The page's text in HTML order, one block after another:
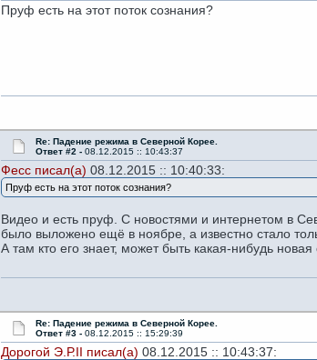
Пруф есть на этот поток сознания?
Re: Падение режима в Северной Корее.
Ответ #2 - 08.12.2015 :: 10:43:37
Фесс писал(а) 08.12.2015 :: 10:40:33:
Пруф есть на этот поток сознания?
Видео и есть пруф. С новостями и интернетом в
было выложено ещё в ноябре, а известно стало
А там кто его знает, может быть какая-нибудь
Re: Падение режима в Северной Корее.
Ответ #3 - 08.12.2015 :: 15:29:39
Дорогой Э.Р.II писал(а) 08.12.2015 :: 10:43:37: